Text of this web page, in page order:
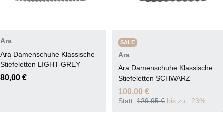
Ara
Ara Damenschuhe Klassische
Stiefeletten LIGHT-GREY
80,00 €
SALE
Ara
Ara Damenschuhe Klassische
Stiefeletten SCHWARZ
100,00 €
Statt: 129,95 € bis zu −23%